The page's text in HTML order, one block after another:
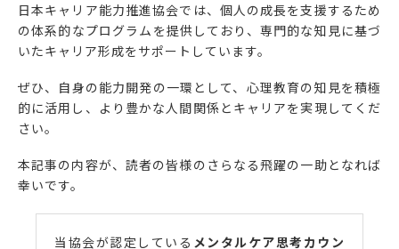
日本キャリア能力推進協会では、個人の成長を支援するため
の体系的なプログラムを提供しており、専門的な知見に基づ
いたキャリア形成をサポートしています。
ぜひ、自身の能力開発の一環として、心理教育の知見を積極
的に活用し、より豊かな人間関係とキャリアを実現してくだ
さい。
本記事の内容が、読者の皆様のさらなる飛躍の一助となれば
幸いです。
当協会が認定している メンタルケア思考カウン